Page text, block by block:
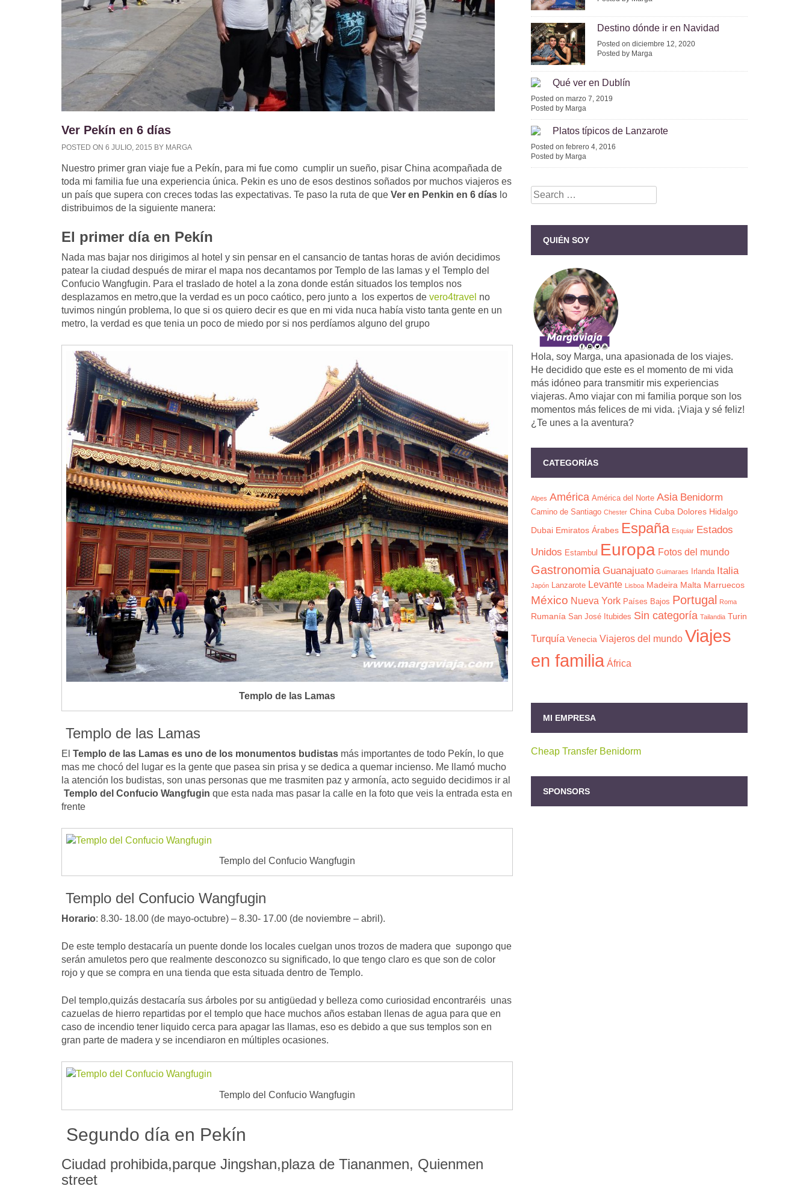
Ver Pekín en 6 días
POSTED ON 6 JULIO, 2015 BY MARGA
Nuestro primer gran viaje fue a Pekín, para mi fue como cumplir un sueño, pisar China acompañada de
toda mi familia fue una experiencia única. Pekin es uno de esos destinos soñados por muchos viajeros es
un país que supera con creces todas las expectativas. Te paso la ruta de que Ver en Penkin en 6 días lo
distribuimos de la siguiente manera:
El primer día en Pekín
Nada mas bajar nos dirigimos al hotel y sin pensar en el cansancio de tantas horas de avión decidimos
patear la ciudad después de mirar el mapa nos decantamos por Templo de las lamas y el Templo del
Confucio Wangfugin. Para el traslado de hotel a la zona donde están situados los templos nos
desplazamos en metro,que la verdad es un poco caótico, pero junto a los expertos de vero4travel no
tuvimos ningún problema, lo que si os quiero decir es que en mi vida nuca había visto tanta gente en un
metro, la verdad es que tenia un poco de miedo por si nos perdíamos alguno del grupo
Templo de las Lamas
Templo de las Lamas
El Templo de las Lamas es uno de los monumentos budistas más importantes de todo Pekín, lo que
mas me chocó del lugar es la gente que pasea sin prisa y se dedica a quemar incienso. Me llamó mucho
la atención los budistas, son unas personas que me trasmiten paz y armonía, acto seguido decidimos ir al
Templo del Confucio Wangfugin que esta nada mas pasar la calle en la foto que veis la entrada esta en
frente
Templo del Confucio Wangfugin
Templo del Confucio Wangfugin
Horario: 8.30- 18.00 (de mayo-octubre) – 8.30- 17.00 (de noviembre – abril).
De este templo destacaría un puente donde los locales cuelgan unos trozos de madera que supongo que
serán amuletos pero que realmente desconozco su significado, lo que tengo claro es que son de color
rojo y que se compra en una tienda que esta situada dentro de Templo.
Del templo,quizás destacaría sus árboles por su antigüedad y belleza como curiosidad encontraréis unas
cazuelas de hierro repartidas por el templo que hace muchos años estaban llenas de agua para que en
caso de incendio tener liquido cerca para apagar las llamas, eso es debido a que sus templos son en
gran parte de madera y se incendiaron en múltiples ocasiones.
Templo del Confucio Wangfugin
Segundo día en Pekín
Ciudad prohibida,parque Jingshan,plaza de Tiananmen, Quienmen
street
Destino dónde ir en Navidad
Posted on diciembre 12, 2020
Posted by Marga
Qué ver en Dublín
Posted on marzo 7, 2019
Posted by Marga
Platos típicos de Lanzarote
Posted on febrero 4, 2016
Posted by Marga
Search
for:
QUIÉN SOY
Hola, soy Marga, una apasionada de los viajes.
He decidido que este es el momento de mi vida
más idóneo para transmitir mis experiencias
viajeras. Amo viajar con mi familia porque son los
momentos más felices de mi vida. ¡Viaja y sé feliz!
¿Te unes a la aventura?
CATEGORÍAS
Alpes América América del Norte Asia Benidorm
Camino de Santiago Chester China Cuba Dolores Hidalgo
Dubai Emiratos Árabes España Esquiar Estados
Unidos Estambul Europa Fotos del mundo
Gastronomia Guanajuato Guimaraes Irlanda Italia
Japón Lanzarote Levante Lisboa Madeira Malta Marruecos
México Nueva York Países Bajos Portugal Roma
Rumanía San José Itubides Sin categoría Tailandia Turin
Turquía Venecia Viajeros del mundo Viajes
en familia África
MI EMPRESA
Cheap Transfer Benidorm
SPONSORS